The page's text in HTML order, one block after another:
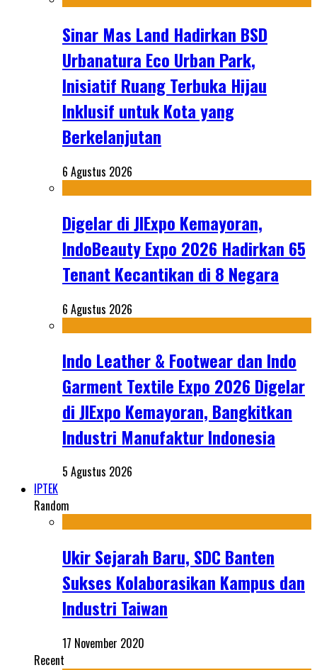
Sinar Mas Land Hadirkan BSD
Urbanatura Eco Urban Park,
Inisiatif Ruang Terbuka Hijau
Inklusif untuk Kota yang
Berkelanjutan
6 Agustus 2026
Digelar di JIExpo Kemayoran,
IndoBeauty Expo 2026 Hadirkan 65
Tenant Kecantikan di 8 Negara
6 Agustus 2026
Indo Leather & Footwear dan Indo
Garment Textile Expo 2026 Digelar
di JIExpo Kemayoran, Bangkitkan
Industri Manufaktur Indonesia
5 Agustus 2026
IPTEK
Random
Ukir Sejarah Baru, SDC Banten
Sukses Kolaborasikan Kampus dan
Industri Taiwan
17 November 2020
Recent